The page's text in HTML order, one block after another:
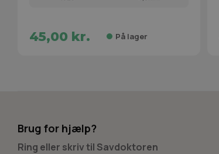
45,00 kr. På lager
Brug for hjælp?
Ring eller skriv til Savdoktoren